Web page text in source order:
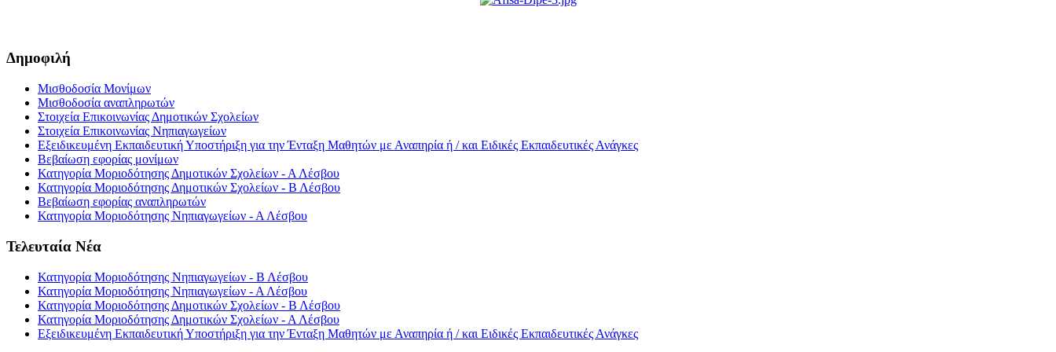
Δημοφιλή
Μισθοδοσία Μονίμων
Μισθοδοσία αναπληρωτών
Στοιχεία Επικοινωνίας Δημοτικών Σχολείων
Στοιχεία Επικοινωνίας Νηπιαγωγείων
Εξειδικευμένη Εκπαιδευτική Υποστήριξη για την Ένταξη Μαθητών με Αναπηρία ή / και Eιδικές Εκπαιδευτικές Ανάγκες
Βεβαίωση εφορίας μονίμων
Κατηγορία Μοριοδότησης Δημοτικών Σχολείων - Α Λέσβου
Κατηγορία Μοριοδότησης Δημοτικών Σχολείων - Β Λέσβου
Βεβαίωση εφορίας αναπληρωτών
Κατηγορία Μοριοδότησης Νηπιαγωγείων - Α Λέσβου
Τελευταία Νέα
Κατηγορία Μοριοδότησης Νηπιαγωγείων - Β Λέσβου
Κατηγορία Μοριοδότησης Νηπιαγωγείων - Α Λέσβου
Κατηγορία Μοριοδότησης Δημοτικών Σχολείων - Β Λέσβου
Κατηγορία Μοριοδότησης Δημοτικών Σχολείων - Α Λέσβου
Εξειδικευμένη Εκπαιδευτική Υποστήριξη για την Ένταξη Μαθητών με Αναπηρία ή / και Eιδικές Εκπαιδευτικές Ανάγκες